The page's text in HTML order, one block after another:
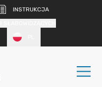
INSTRUKCJA